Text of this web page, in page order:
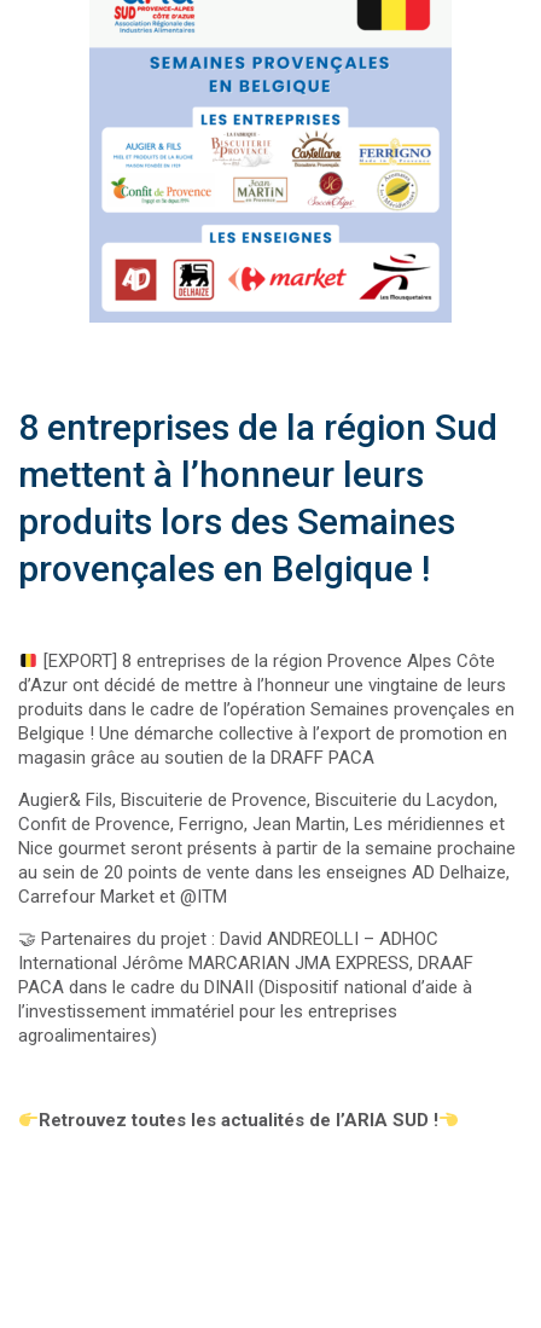
8 entreprises de la région Sud
mettent à l’honneur leurs
produits lors des Semaines
provençales en Belgique !
[EXPORT] 8 entreprises de la région Provence Alpes Côte
d’Azur ont décidé de mettre à l’honneur une vingtaine de leurs
produits dans le cadre de l’opération Semaines provençales en
Belgique ! Une démarche collective à l’export de promotion en
magasin grâce au soutien de la DRAFF PACA
Augier& Fils, Biscuiterie de Provence, Biscuiterie du Lacydon,
Confit de Provence, Ferrigno, Jean Martin, Les méridiennes et
Nice gourmet seront présents à partir de la semaine prochaine
au sein de 20 points de vente dans les enseignes AD Delhaize,
Carrefour Market et @ITM
🤝 Partenaires du projet : David ANDREOLLI – ADHOC
International Jérôme MARCARIAN JMA EXPRESS, DRAAF
PACA dans le cadre du DINAII (Dispositif national d’aide à
l’investissement immatériel pour les entreprises
agroalimentaires)
Retrouvez toutes les actualités de l’ARIA SUD !